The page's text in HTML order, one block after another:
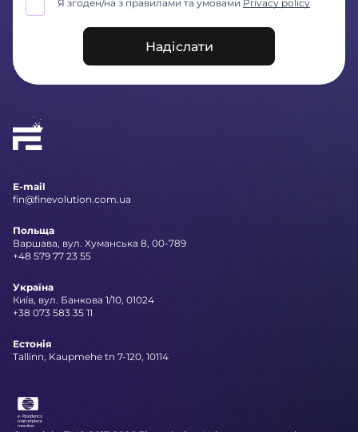
Я згоден/на з правилами та умовами Privacy policy
Надіслати
E-mail
fin@finevolution.com.ua
Польща
Варшава, вул. Хуманська 8, 00-789
+48 579 77 23 55
Україна
Київ, вул. Банкова 1/10, 01024
+38 073 583 35 11
Естонія
Tallinn, Kaupmehe tn 7-120, 10114